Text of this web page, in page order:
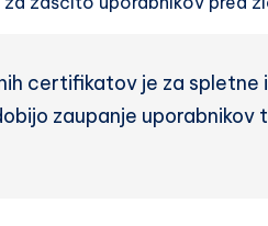
certifikatov je za spletne
zaupanje